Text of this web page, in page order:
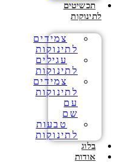
תכשיטים
לתינוקות
צמידים
לתינוקות
עגילים
לתינוקות
צמידים
לתינוקות
עם
שם
טבעות
לתינוקות
בלוג
אודות